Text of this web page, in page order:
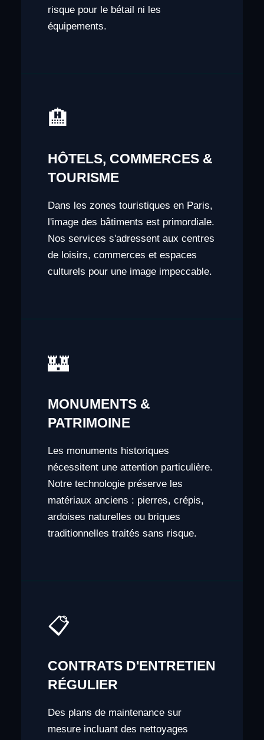
risque pour le bétail ni les
équipements.
🏨
HÔTELS, COMMERCES &
TOURISME
Dans les zones touristiques en Paris,
l'image des bâtiments est primordiale.
Nos services s'adressent aux centres
de loisirs, commerces et espaces
culturels pour une image impeccable.
🏰
MONUMENTS &
PATRIMOINE
Les monuments historiques
nécessitent une attention particulière.
Notre technologie préserve les
matériaux anciens : pierres, crépis,
ardoises naturelles ou briques
traditionnelles traités sans risque.
📋
CONTRATS D'ENTRETIEN
RÉGULIER
Des plans de maintenance sur
mesure incluant des nettoyages